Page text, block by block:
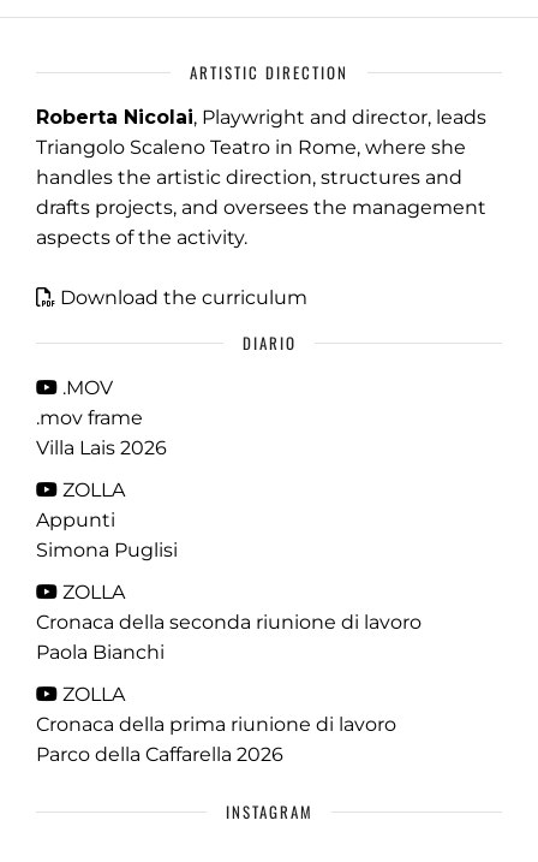
ARTISTIC DIRECTION
Roberta Nicolai, Playwright and director, leads
Triangolo Scaleno Teatro in Rome, where she
handles the artistic direction, structures and
drafts projects, and oversees the management
aspects of the activity.
Download the curriculum
DIARIO
.MOV
.mov frame
Villa Lais 2026
ZOLLA
Appunti
Simona Puglisi
ZOLLA
Cronaca della seconda riunione di lavoro
Paola Bianchi
ZOLLA
Cronaca della prima riunione di lavoro
Parco della Caffarella 2026
INSTAGRAM